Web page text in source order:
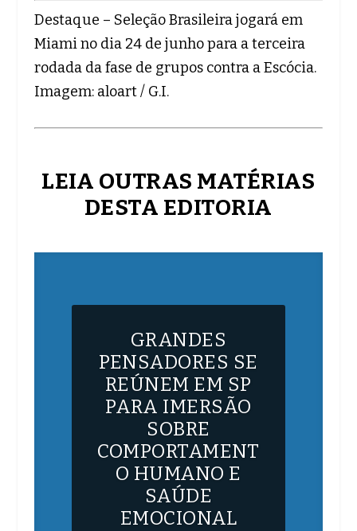
Destaque – Seleção Brasileira jogará em
Miami no dia 24 de junho para a terceira
rodada da fase de grupos contra a Escócia.
Imagem: aloart / G.I.
LEIA OUTRAS MATÉRIAS
DESTA EDITORIA
GRANDES
PENSADORES SE
REÚNEM EM SP
PARA IMERSÃO
SOBRE
COMPORTAMENT
O HUMANO E
SAÚDE
EMOCIONAL